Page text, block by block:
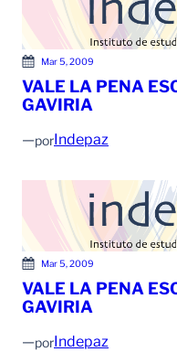
Mar 5, 2009
VALE LA PENA
GAVIRIA
—porIndepaz
Mar 5, 2009
VALE LA PENA
GAVIRIA
—porIndepaz